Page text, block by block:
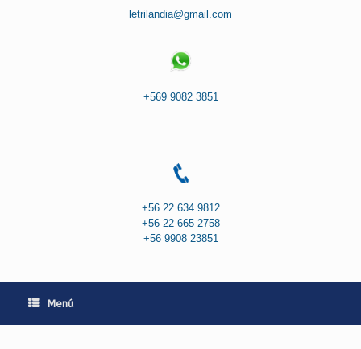
letrilandia@gmail.com
+569 9082 3851
+56 22 634 9812
+56 22 665 2758
+56 9908 23851
Menú